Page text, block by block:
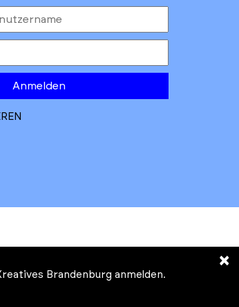
Anmelden
×
Brandenburg anmelden.